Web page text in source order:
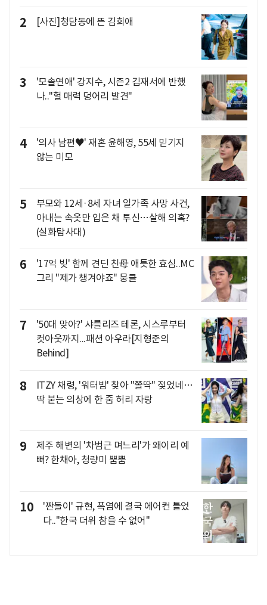
2 [사진]청담동에 뜬 김희애
3
'모솔연애' 강지수, 시즌2 김재서에 반했
나.."헐 매력 덩어리 발견"
4
'의사 남편♥' 재혼 윤해영, 55세 믿기지
않는 미모
5
부모와 12세·8세 자녀 일가족 사망 사건,
아내는 속옷만 입은 채 투신…살해 의혹?
(실화탐사대)
6
'17억 빚' 함께 견딘 친母 애틋한 효심..MC
그리 "제가 챙겨야죠" 뭉클
7
'50대 맞아?' 샤를리즈 테론, 시스루부터
컷아웃까지...패션 아우라[지형준의
Behind]
8
ITZY 채령, '워터밤' 찾아 "쫄딱" 젖었네…
딱 붙는 의상에 한 줌 허리 자랑
9
제주 해변의 '차범근 며느리'가 왜이리 예
뻐? 한채아, 청량미 뿜뿜
10
'짠돌이' 규현, 폭염에 결국 에어컨 틀었
다.."한국 더위 참을 수 없어"